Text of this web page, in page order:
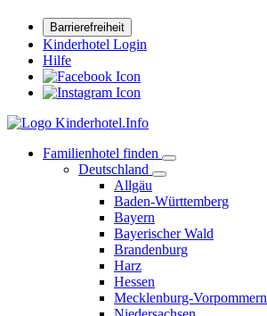
Barrierefreiheit
Kinderhotel Login
Hilfe
Familienhotel finden
Deutschland
Allgäu
Baden-Württemberg
Bayern
Bayerischer Wald
Brandenburg
Harz
Hessen
Mecklenburg-Vorpommern